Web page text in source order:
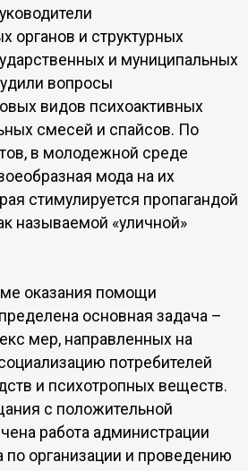
органов и структурных
и муниципальных
вопросы
видов психоактивных
смесей и спайсов. По
в молодежной среде
мода на их
стимулируется пропагандой
называемой «уличной»
оказания помощи
основная задача –
мер, направленных на
потребителей
и психотропных веществ.
с положительной
работа администрации
по организации и проведению